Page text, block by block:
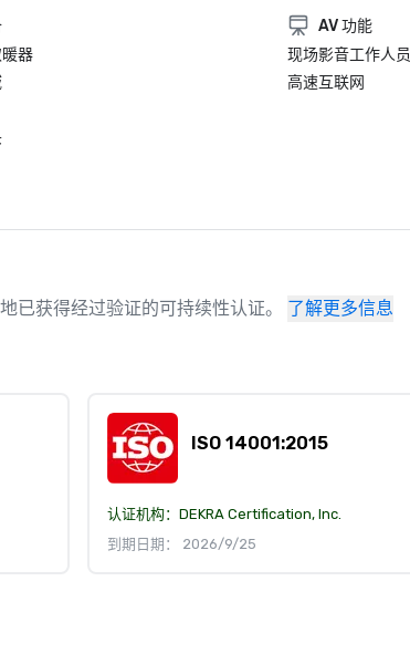
器
AV 功能
现场影音工作人员
高速互联网
已获得经过验证的可持续性认证。 了解更多信息
ISO 14001:2015
认证机构： DEKRA Certification, Inc.
到期日期： 2026/9/25